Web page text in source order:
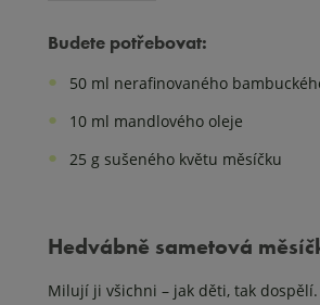
Budete potřebovat:
50 ml nerafinovaného
10 ml mandlového oleje
25 g sušeného květu měsíčku
Hedvábně sametová
Milují ji všichni – jak děti, tak dospělí.